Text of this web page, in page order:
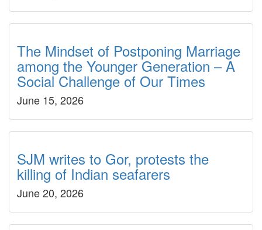
The Mindset of Postponing Marriage
among the Younger Generation – A
Social Challenge of Our Times
June 15, 2026
SJM writes to Gor, protests the
killing of Indian seafarers
June 20, 2026